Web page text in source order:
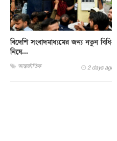
বিদেশি সংবাদমাধ্যমের জন্য নতুন বিধি-
নিষে...
আন্তর্জাতিক 2 days ago